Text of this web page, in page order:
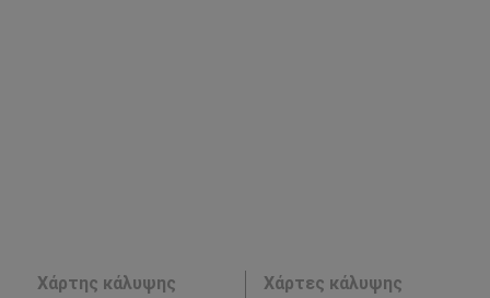
Χάρτης κάλυψης
Χάρτες κάλυψης